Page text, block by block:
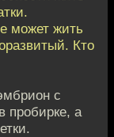
может жить
Кто
с
пробирке, а